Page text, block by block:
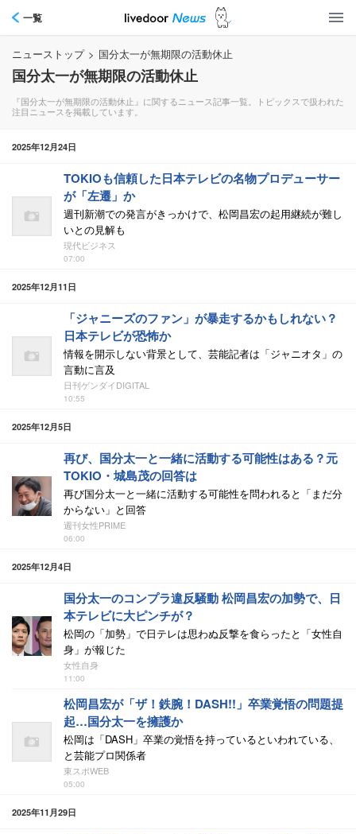
一覧
ニューストップ > 国分太一が無期限の活動休止
国分太一が無期限の活動休止
『国分太一が無期限の活動休止』に関するニュース記事一覧。トピックスで扱われた
注目ニュースを掲載しています。
2025年12月24日
TOKIOも信頼した日本テレビの名物プロデューサー
が「左遷」か
週刊新潮での発言がきっかけで、松岡昌宏の起用継続が難し
いとの見解も
現代ビジネス
07:00
2025年12月11日
「ジャニーズのファン」が暴走するかもしれない？
日本テレビが恐怖か
情報を開示しない背景として、芸能記者は「ジャニオタ」の
言動に言及
日刊ゲンダイDIGITAL
10:55
2025年12月5日
再び、国分太一と一緒に活動する可能性はある？元
TOKIO・城島茂の回答は
再び国分太一と一緒に活動する可能性を問われると「まだ分
からない」と回答
週刊女性PRIME
06:00
2025年12月4日
国分太一のコンプラ違反騒動 松岡昌宏の加勢で、日
本テレビに大ピンチが？
松岡の「加勢」で日テレは思わぬ反撃を食らったと「女性自
身」が報じた
女性自身
11:00
松岡昌宏が「ザ！鉄腕！DASH!!」卒業覚悟の問題提
起…国分太一を擁護か
松岡は「DASH」卒業の覚悟を持っているといわれている、
と芸能プロ関係者
東スポWEB
05:00
2025年11月29日